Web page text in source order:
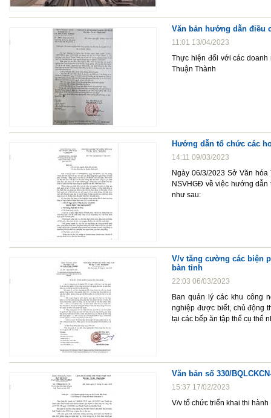
Văn bản hướng dẫn điều
11:01 13/04/2023
Thực hiện đối với các doanh
Thuận Thành
Hướng dẫn tổ chức các
14:11 09/03/2023
Ngày 06/3/2023 Sở Văn
NSVHGĐ về việc hướng
như sau:
V/v tăng cường các biện
bàn tỉnh
22:03 06/03/2023
Ban quản lý các khu công
nghiệp được biết, chủ động
tại các bếp ăn tập thể cụ thể
Văn bản số 330/
15:37 17/02/2023
V/v tổ chức triển khai thi